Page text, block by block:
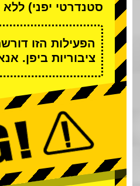
סטנדרטי יפני) ללא
הפעילות הזו
ציבוריות ביפן.